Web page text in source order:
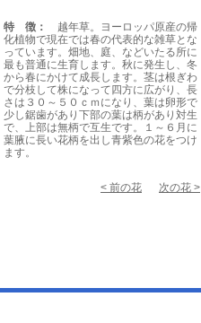
特 徴：
越年草。ヨーロッパ原産の帰
化植物で現在では春の代表的な雑草とな
っています。畑地、庭、などいたる所に
最も普通に生育します。秋に発生し、冬
から春にかけて成長します。茎は根ぎわ
で分枝して株になって四方に広がり、長
さは３０～５０ｃｍになり、葉は卵形で
少し鋸歯があり下部の葉は柄があり対生
で、上部は無柄で互生です。１～６月に
葉腋に長い花柄を出し青紫色の花をつけ
ます。
< 前の花 次の花 >